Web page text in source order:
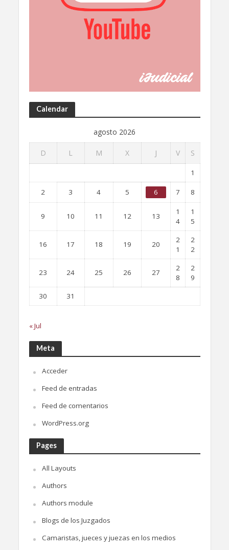
Calendar
agosto 2026
D L M X J V S
1
2 3 4 5 6 7 8
9 10 11 12 13
1
4
1
5
16 17 18 19 20
2
1
2
2
23 24 25 26 27
2
8
2
9
30
31
« Jul
Meta
Acceder
Feed de entradas
Feed de comentarios
WordPress.org
Pages
All Layouts
Authors
Authors module
Blogs de los Juzgados
Camaristas, jueces y juezas en los medios